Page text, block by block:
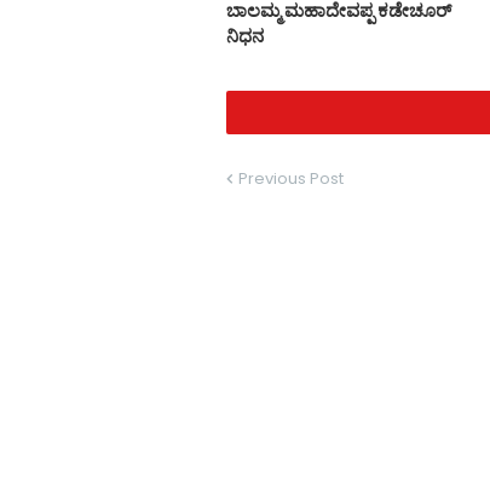
ಬಾಲಮ್ಮ ಮಹಾದೇವಪ್ಪ ಕಡೇಚೂರ್
ನಿಧನ
Previous Post